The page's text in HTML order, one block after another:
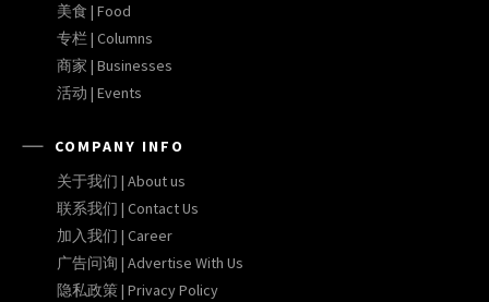
美食 | Food
专栏 | Columns
商家 | Businesses
活动 | Events
COMPANY INFO
关于我们 | About us
联系我们 | Contact Us
加入我们 | Career
广告问询 | Advertise With Us
隐私政策 | Privacy Policy